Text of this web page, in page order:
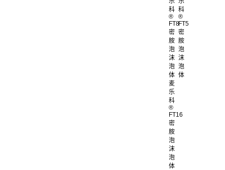
科
®
FT8
密
胺
泡
沫
泡
体
科
®
FT5
密
胺
泡
沫
泡
体
麦
乐
科
®
FT16
密
胺
泡
沫
泡
体